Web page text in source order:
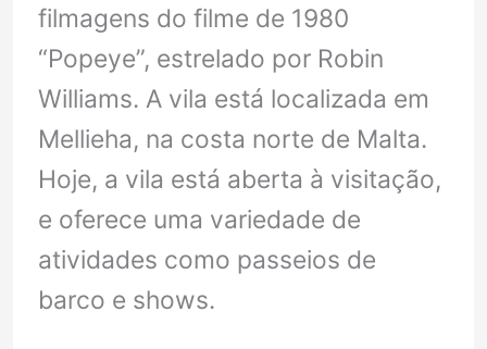
filmagens do filme de 1980
“Popeye”, estrelado por Robin
Williams. A vila está localizada em
Mellieha, na costa norte de Malta.
Hoje, a vila está aberta à visitação,
e oferece uma variedade de
atividades como passeios de
barco e shows.